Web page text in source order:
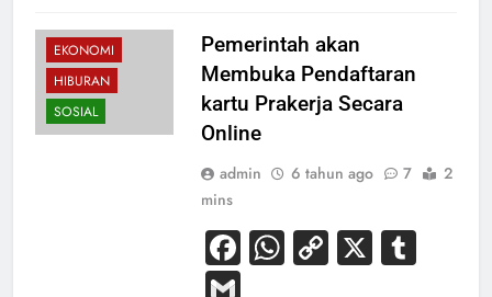
EKONOMI
HIBURAN
SOSIAL
Pemerintah akan
Membuka Pendaftaran
kartu Prakerja Secara
Online
admin 6 tahun ago 7
2
mins
Facebook
WhatsApp
Copy
X
Gmail